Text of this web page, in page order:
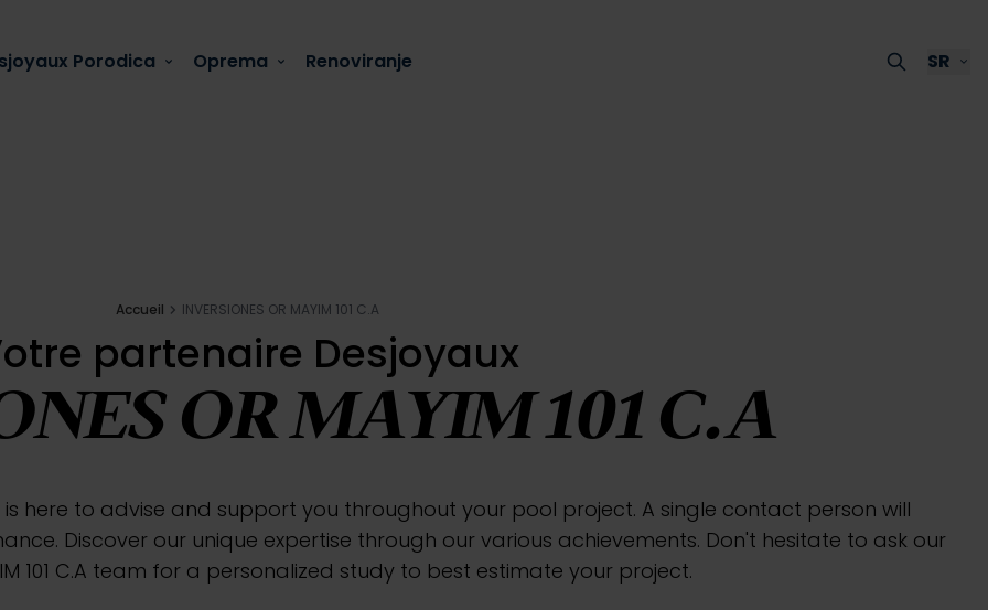
Porodica Oprema Renoviranje SR
Accueil INVERSIONES OR MAYIM 101 C.A
partenaire Desjoyaux
OR MAYIM 101 C.A
is here to advise and support you throughout your pool project. A single contact person will
Discover our unique expertise through our various achievements. Don't hesitate to ask our
101 C.A team for a personalized study to best estimate your project.